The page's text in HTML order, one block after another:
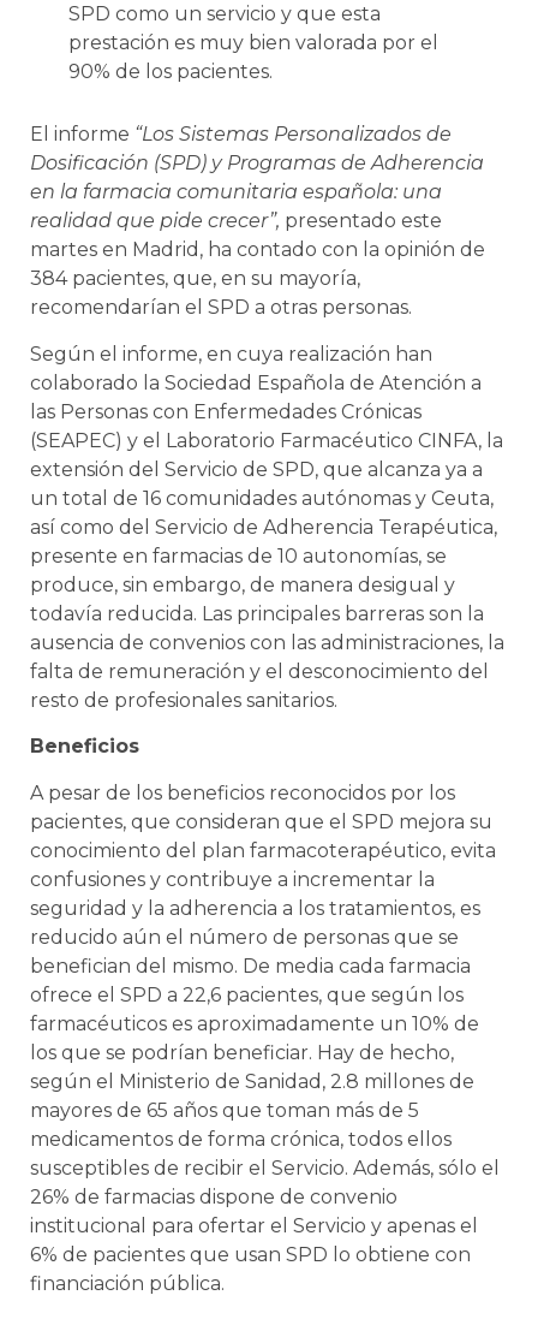
SPD como un servicio y que esta
prestación es muy bien valorada por el
90% de los pacientes.
El informe “Los Sistemas Personalizados de
Dosificación (SPD) y Programas de Adherencia
en la farmacia comunitaria española: una
realidad que pide crecer”, presentado este
martes en Madrid, ha contado con la opinión de
384 pacientes, que, en su mayoría,
recomendarían el SPD a otras personas.
Según el informe, en cuya realización han
colaborado la Sociedad Española de Atención a
las Personas con Enfermedades Crónicas
(SEAPEC) y el Laboratorio Farmacéutico CINFA, la
extensión del Servicio de SPD, que alcanza ya a
un total de 16 comunidades autónomas y Ceuta,
así como del Servicio de Adherencia Terapéutica,
presente en farmacias de 10 autonomías, se
produce, sin embargo, de manera desigual y
todavía reducida. Las principales barreras son la
ausencia de convenios con las administraciones, la
falta de remuneración y el desconocimiento del
resto de profesionales sanitarios.
Beneficios
A pesar de los beneficios reconocidos por los
pacientes, que consideran que el SPD mejora su
conocimiento del plan farmacoterapéutico, evita
confusiones y contribuye a incrementar la
seguridad y la adherencia a los tratamientos, es
reducido aún el número de personas que se
benefician del mismo. De media cada farmacia
ofrece el SPD a 22,6 pacientes, que según los
farmacéuticos es aproximadamente un 10% de
los que se podrían beneficiar. Hay de hecho,
según el Ministerio de Sanidad, 2.8 millones de
mayores de 65 años que toman más de 5
medicamentos de forma crónica, todos ellos
susceptibles de recibir el Servicio. Además, sólo el
26% de farmacias dispone de convenio
institucional para ofertar el Servicio y apenas el
6% de pacientes que usan SPD lo obtiene con
financiación pública.